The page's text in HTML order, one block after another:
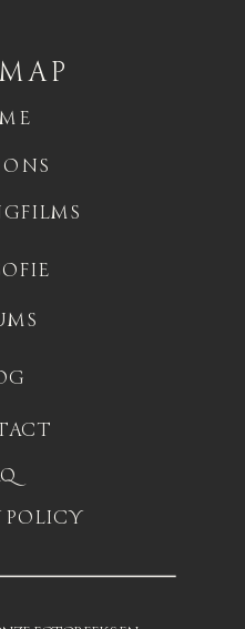
ONS
POLICY